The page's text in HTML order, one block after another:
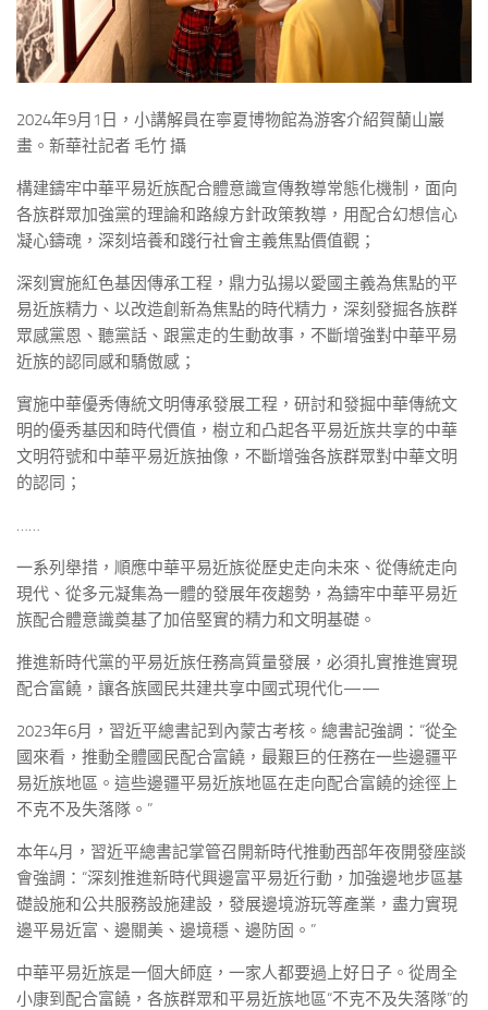
2024年9月1日，小講解員在寧夏博物館為游客介紹賀蘭山巖
畫。新華社記者 毛竹 攝
構建鑄牢中華平易近族配合體意識宣傳教導常態化機制，面向
各族群眾加強黨的理論和路線方針政策教導，用配合幻想信心
凝心鑄魂，深刻培養和踐行社會主義焦點價值觀；
深刻實施紅色基因傳承工程，鼎力弘揚以愛國主義為焦點的平
易近族精力、以改造創新為焦點的時代精力，深刻發掘各族群
眾感黨恩、聽黨話、跟黨走的生動故事，不斷增強對中華平易
近族的認同感和驕傲感；
實施中華優秀傳統文明傳承發展工程，研討和發掘中華傳統文
明的優秀基因和時代價值，樹立和凸起各平易近族共享的中華
文明符號和中華平易近族抽像，不斷增強各族群眾對中華文明
的認同；
……
一系列舉措，順應中華平易近族從歷史走向未來、從傳統走向
現代、從多元凝集為一體的發展年夜趨勢，為鑄牢中華平易近
族配合體意識奠基了加倍堅實的精力和文明基礎。
推進新時代黨的平易近族任務高質量發展，必須扎實推進實現
配合富饒，讓各族國民共建共享中國式現代化——
2023年6月，習近平總書記到內蒙古考核。總書記強調：“從全
國來看，推動全體國民配合富饒，最艱巨的任務在一些邊疆平
易近族地區。這些邊疆平易近族地區在走向配合富饒的途徑上
不克不及失落隊。”
本年4月，習近平總書記掌管召開新時代推動西部年夜開發座談
會強調：“深刻推進新時代興邊富平易近行動，加強邊地步區基
礎設施和公共服務設施建設，發展邊境游玩等產業，盡力實現
邊平易近富、邊關美、邊境穩、邊防固。”
中華平易近族是一個大師庭，一家人都要過上好日子。從周全
小康到配合富饒，各族群眾和平易近族地區“不克不及失落隊”的